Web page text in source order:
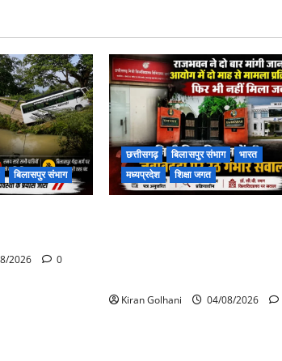
बिलासपुर संभाग
2026 0
छत्तीसगढ़ बिलासपुर संभाग
भारत
मध्यप्रदेश
शिक्षा जगत
Kiran Golhani 04/08/2026